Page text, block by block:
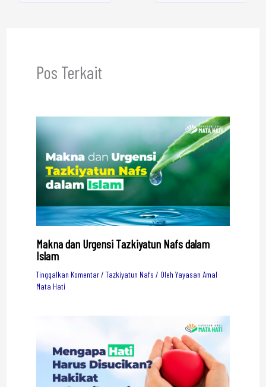
Pos Terkait
Makna dan Urgensi Tazkiyatun Nafs dalam
Islam
Tinggalkan Komentar/ Tazkiyatun Nafs / Oleh Yayasan Amal
Mata Hati